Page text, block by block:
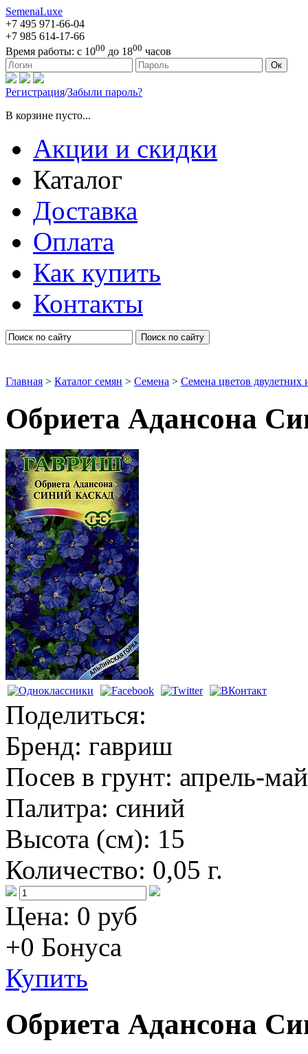
SemenaLuxe
+7 495 971-66-04
+7 985 614-17-66
Время работы: с 1000 до 1800 часов
127473, г. Москва, ул. Краснопролетарская, д. 16, стр. 1 Ок
Регистрация/Забыли пароль?
В корзине пусто...
Акции и скидки
Каталог
Доставка
Оплата
Как купить
Контакты
Поиск по сайту
Главная > Каталог семян > Семена > Семена цветов двулетних
Обриета Адансона
Разные и очень красивые
Поделиться:
Бренд: гавриш
Посев в грунт: апрель-май
Палитра: синий
Высота (см): 15
Количество: 0,05 г.
Цена: 0 руб
+0 Бонуса
Купить
Обриета Адансона